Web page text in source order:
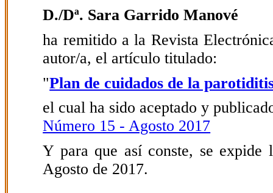
D./Dª. Sara Garrido Manové
ha remitido a la Revista
autor/a, el artículo titulado:
"Plan de cuidados de la
el cual ha sido aceptado y
Número 15 - Agosto 2017
Y para que así conste, se
Agosto de 2017.